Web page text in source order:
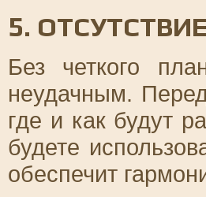
5.
Без четкого
неудачным.
где и как будут
будете
обеспечит